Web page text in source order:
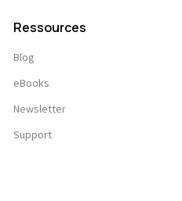
Ressources
Blog
eBooks
Newsletter
Support